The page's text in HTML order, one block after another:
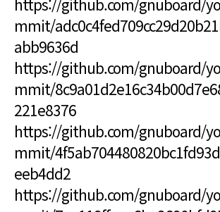
https://github.com/gnuboard/
mmit/
abb9636d
https://github.com/gnuboard/
mmit/
221e8376
https://github.com/gnuboard/
mmit/
eeb4dd2
https://github.com/gnuboard/